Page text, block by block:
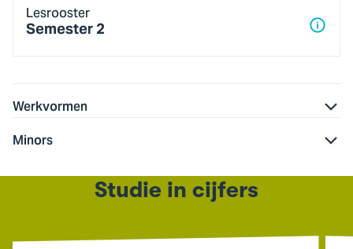
Lesrooster
Semester 2
Werkvormen
Minors
Studie in cijfers